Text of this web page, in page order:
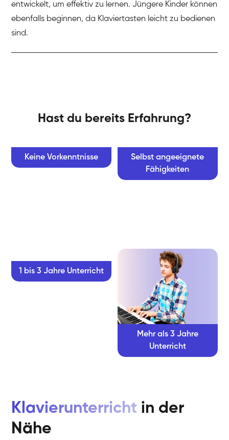
entwickelt, um effektiv zu lernen. Jüngere Kinder können
ebenfalls beginnen, da Klaviertasten leicht zu bedienen
sind.
Hast du bereits Erfahrung?
Keine Vorkenntnisse
Selbst angeeignete
Fähigkeiten
1 bis 3 Jahre Unterricht
Mehr als 3 Jahre
Unterricht
Klavierunterricht in der
Nähe